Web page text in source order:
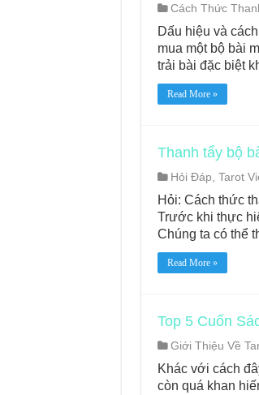
Cách Thức
Dấu hiệu và
mua một bộ bài
trải bài đặc biệt
Read More »
Thanh tẩy bộ
Hỏi Đáp, Tarot
Hỏi: Cách thức
Trước khi thực
Chúng ta có thể
Read More »
Top 5 Cuốn
Giới Thiệu Về
Khác với cách
còn quá khan